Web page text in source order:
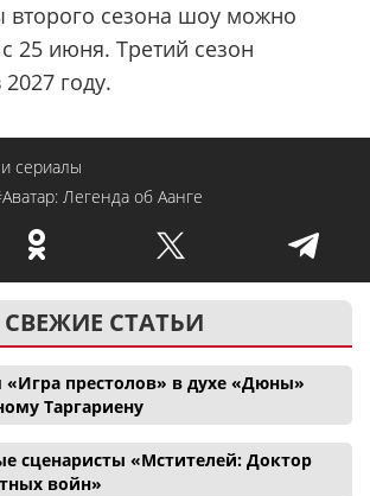
второго сезона шоу можно
25 июня. Третий сезон
2027 году.
сериалы
Легенда об Аанге
СВЕЖИЕ СТАТЬИ
престолов» в духе «Дюны»
Таргариену
сценаристы «Мстителей: Доктор
войн»